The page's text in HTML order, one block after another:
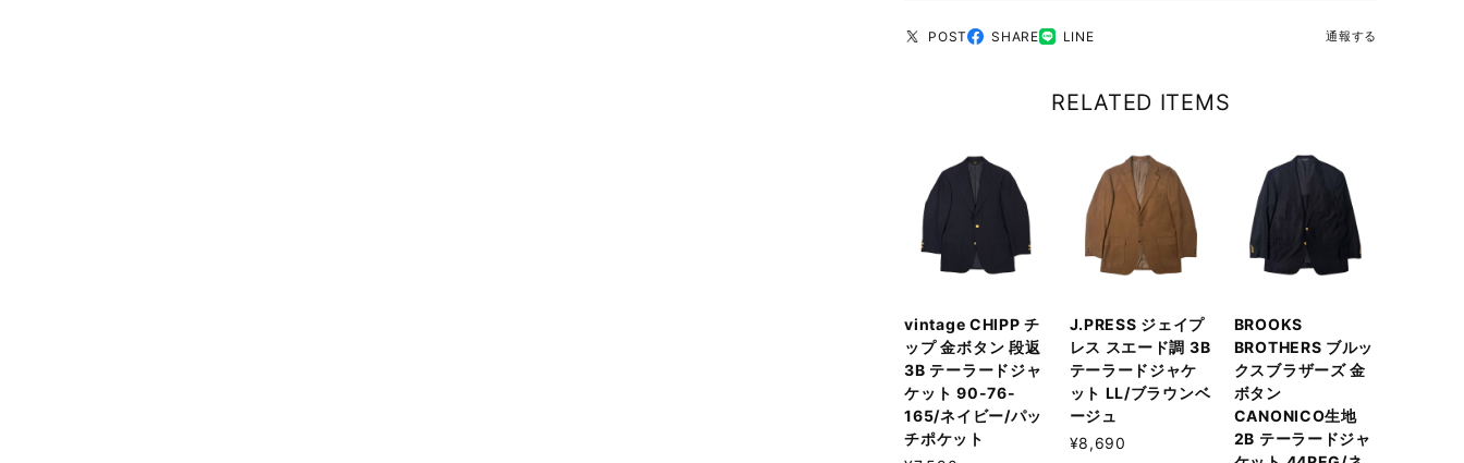
POST SHARE LINE 通報する
RELATED ITEMS
vintage CHIPP チ
ップ 金ボタン 段返
3B テーラードジャ
ケット 90-76-
165/ネイビー/パッ
チポケット
J.PRESS ジェイプ
レス スエード調 3B
テーラードジャケ
ット LL/ブラウンベ
ージュ
¥8,690
BROOKS
BROTHERS ブルッ
クスブラザーズ 金
ボタン
CANONICO生地
2B テーラードジャ